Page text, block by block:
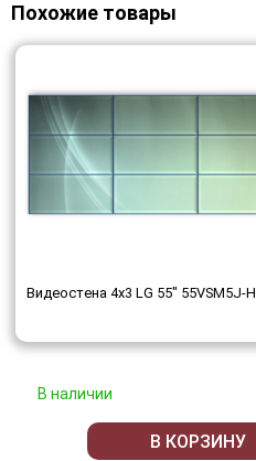
Похожие товары
Видеостена 4x3 LG 55" 55VSM5J-H
В наличии
В КОРЗИНУ